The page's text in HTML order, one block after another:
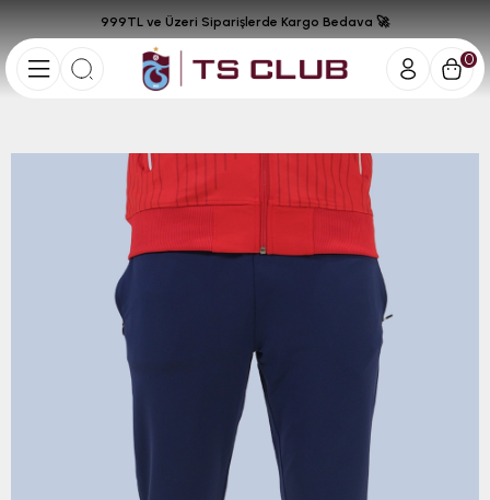
0
999TL ve Üzeri Siparişlerde Kargo Bedava 🚀